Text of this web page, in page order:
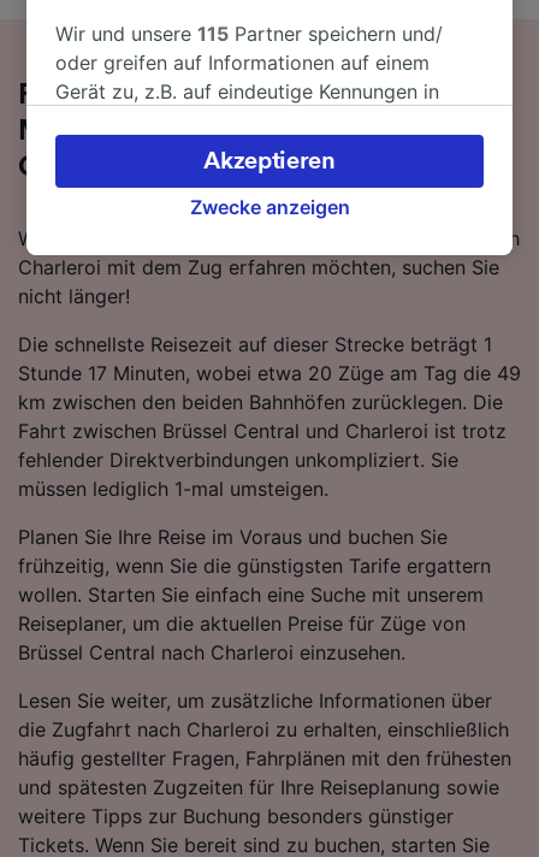
Reisen Sie mit dem Zug in 1 Stunde 17
Minuten von Brüssel Central nach
Charleroi
Wenn Sie mehr über die Reise von Brüssel Central nach
Charleroi mit dem Zug erfahren möchten, suchen Sie
nicht länger!
Die schnellste Reisezeit auf dieser Strecke beträgt 1
Stunde 17 Minuten, wobei etwa 20 Züge am Tag die 49
km zwischen den beiden Bahnhöfen zurücklegen. Die
Fahrt zwischen Brüssel Central und Charleroi ist trotz
fehlender Direktverbindungen unkompliziert. Sie
müssen lediglich 1-mal umsteigen.
Planen Sie Ihre Reise im Voraus und buchen Sie
frühzeitig, wenn Sie die günstigsten Tarife ergattern
wollen. Starten Sie einfach eine Suche mit unserem
Reiseplaner, um die aktuellen Preise für Züge von
Brüssel Central nach Charleroi einzusehen.
Lesen Sie weiter, um zusätzliche Informationen über
die Zugfahrt nach Charleroi zu erhalten, einschließlich
häufig gestellter Fragen, Fahrplänen mit den frühesten
und spätesten Zugzeiten für Ihre Reiseplanung sowie
weitere Tipps zur Buchung besonders günstiger
Tickets. Wenn Sie bereit sind zu buchen, starten Sie
Wir und unsere115 Partner speichern und/
oder greifen auf Informationen auf einem
Gerät zu, z.B. auf eindeutige Kennungen in
verarbeiten. Sie können Ihre Präferenzen
akzeptieren oder verwalten, einschließlich
Ihres Widerspruchsrechts bei berechtigtem
besuchen Sie jederzeit die Seite der
Datenschutzrichtlinie. Diese Präferenzen
haben keinen Einfluss auf Surfdaten. Ihre
Daten werden nicht für Tracking-Zwecke
verwendet, wenn Sie uns gebeten haben, Ihr
Surfverhalten nicht zu verfolgen.
Wir und unsere Partner verarbeiten Daten, um
Verwendung genauer Standortdaten.
Endgeräteeigenschaften zur Identifikation
aktiv abfragen. Speichern von oder Zugriff auf
Informationen auf einem Endgerät.
Personalisierte Werbung und Inhalte, Messung
von Werbeleistung und der Performance von
Entwicklung und Verbesserung von
Angeboten.
Liste der Partner (Lieferanten)
Zwecke anzeigen
Akzeptieren